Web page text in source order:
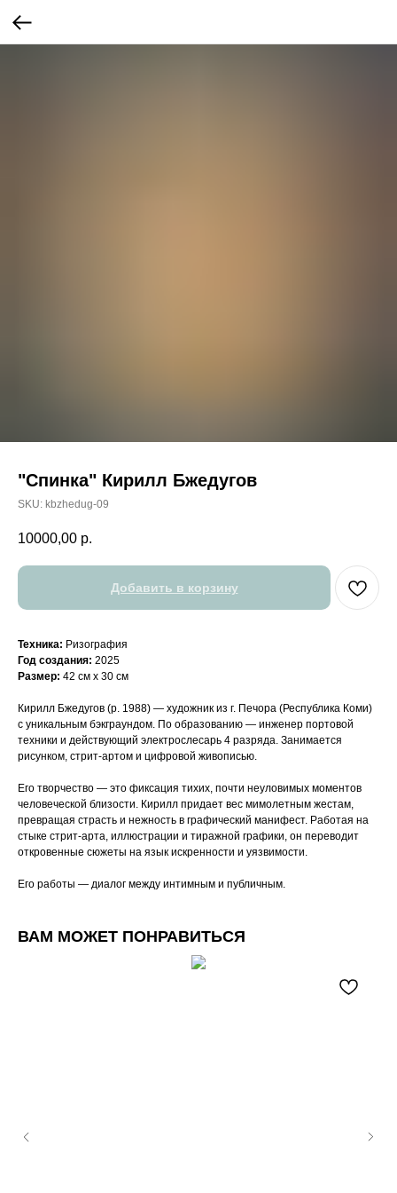
"Спинка" Кирилл Бжедугов
SKU: kbzhedug-09
10000,00 р.
Добавить в корзину
Техника: Ризография
Год создания: 2025
Размер: 42 см х 30 см
Кирилл Бжедугов (р. 1988) — художник из г. Печора (Республика Коми)
с уникальным бэкграундом. По образованию — инженер портовой
техники и действующий электрослесарь 4 разряда. Занимается
рисунком, стрит-артом и цифровой живописью.
Его творчество — это фиксация тихих, почти неуловимых моментов
человеческой близости. Кирилл придает вес мимолетным жестам,
превращая страсть и нежность в графический манифест. Работая на
стыке стрит-арта, иллюстрации и тиражной графики, он переводит
откровенные сюжеты на язык искренности и уязвимости.
Его работы — диалог между интимным и публичным.
ВАМ МОЖЕТ ПОНРАВИТЬСЯ